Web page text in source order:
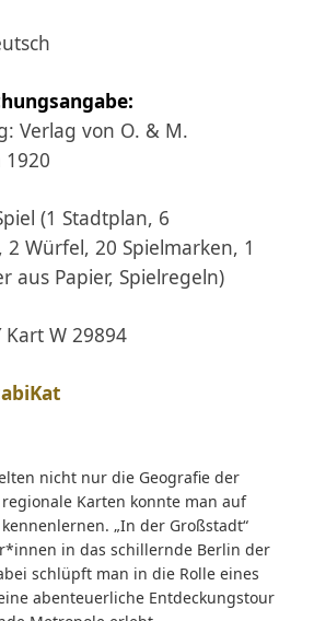
Verlag von O. & M.
1920
(1 Stadtplan, 6
Würfel, 20 Spielmarken, 1
aus Papier, Spielregeln)
Kart W 29894
nicht nur die Geografie der
Karten konnte man auf
„In der Großstadt“
in das schillernde Berlin der
schlüpft man in die Rolle eines
abenteuerliche Entdeckungstour